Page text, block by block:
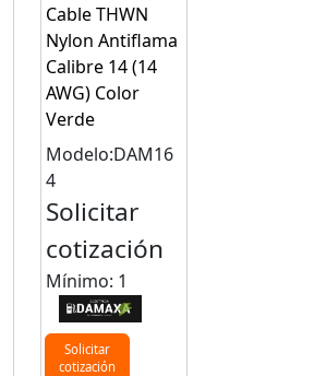
Cable THWN
Nylon Antiflama
Calibre 14 (14
AWG) Color
Verde
Modelo:DAM16
4
Solicitar
cotización
Mínimo: 1
Solicitar
cotización